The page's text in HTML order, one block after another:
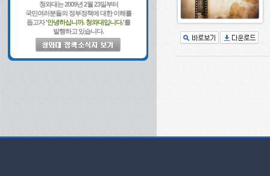
청와대는 2009년 2월 23일부터
국민여러분들의 정부정책에 대한 이해를
돕고자'안녕하십니까. 청와대입니다.'를
발행하고 있습니다.